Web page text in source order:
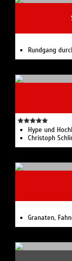
Rundgang
Hype und
Christoph
Granaten,